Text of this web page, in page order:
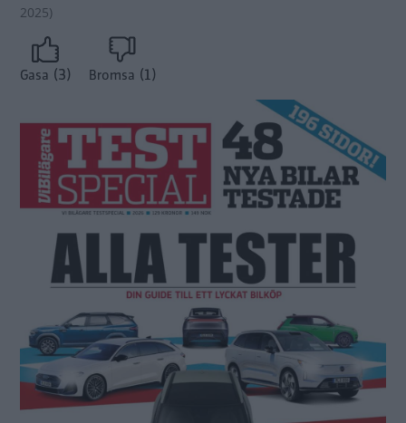
2025)
Gasa (3) Bromsa (1)